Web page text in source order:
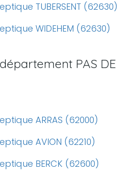
TUBERSENT (62630)
WIDEHEM (62630)
PAS DE
ARRAS (62000)
AVION (62210)
BERCK (62600)